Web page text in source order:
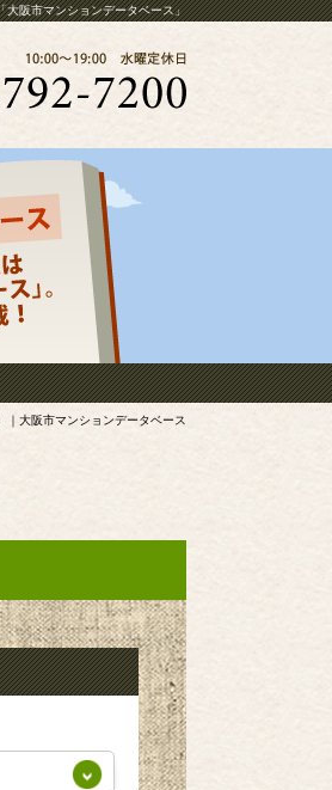
大阪市マンションデータベース」
｜大阪市マンションデータベース